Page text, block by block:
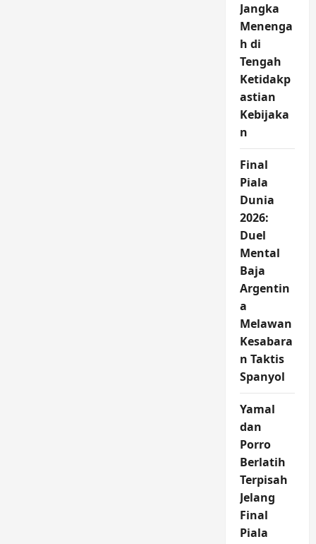
Jangka
Menenga
h di
Tengah
Ketidakp
astian
Kebijaka
n
Final
Piala
Dunia
2026:
Duel
Mental
Baja
Argentin
a
Melawan
Kesabara
n Taktis
Spanyol
Yamal
dan
Porro
Berlatih
Terpisah
Jelang
Final
Piala